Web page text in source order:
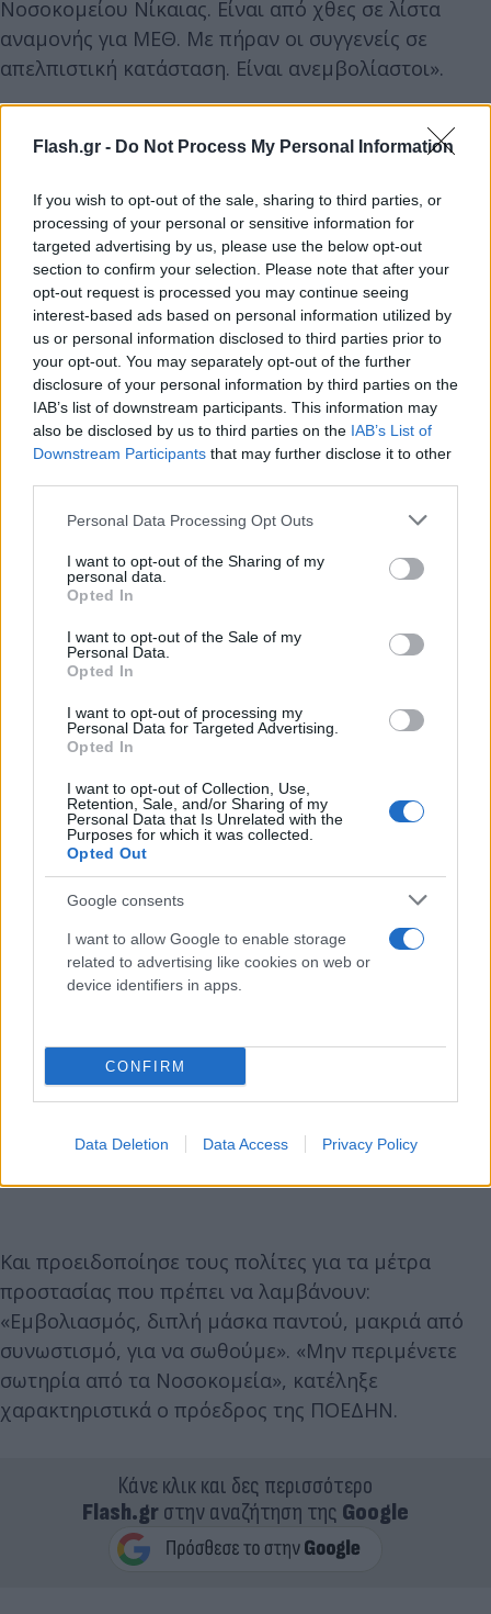
Flash.gr - Do Not Process My Personal Information
If you wish to opt-out of the sale, sharing to third parties, or
processing of your personal or sensitive information for
targeted advertising by us, please use the below opt-out
section to confirm your selection. Please note that after your
opt-out request is processed you may continue seeing
interest-based ads based on personal information utilized by
us or personal information disclosed to third parties prior to
your opt-out. You may separately opt-out of the further
disclosure of your personal information by third parties on the
IAB’s list of downstream participants. This information may
also be disclosed by us to third parties on the IAB’s List of
Downstream Participants that may further disclose it to other
Please note that this website/app uses one or more Google
not limited to your visit or usage behaviour. You may click to
grant or deny consent to Google and its third-party tags to
use your data for below specified purposes in below Google
consent section.
Personal Data Processing Opt Outs
I want to opt-out of the Sharing of my
personal data.
Opted In
I want to opt-out of the Sale of my
Personal Data.
Opted In
I want to opt-out of processing my
Personal Data for Targeted Advertising.
Opted In
I want to opt-out of Collection, Use,
Retention, Sale, and/or Sharing of my
Personal Data that Is Unrelated with the
Purposes for which it was collected.
Opted Out
Google consents
I want to allow Google to enable storage
related to advertising like cookies on web or
device identifiers in apps.
CONFIRM
Data Deletion Data Access Privacy Policy
Νοσοκομείου Νίκαιας. Είναι από χθες σε λίστα
αναμονής για ΜΕΘ. Με πήραν οι συγγενείς σε
απελπιστική κατάσταση. Είναι ανεμβολίαστοι».
“Κάθε διασωληνωμένος εκτός (ΜΕΘ) και μία
Όπως τονίζει ο πρόεδρος της ΠΟΕΔΗΝ, «δυστυχώς,
δεν είναι οι μόνοι. Κάθε διασωληνωμένος εκτός
(ΜΕΘ) και μία οικογενειακή τραγωδία». Ο κ.
Γιαννάκος σχολίασε και την πρόσφατη δήλωση του
Κυριάκου Μητσοτάκη στη Βουλή αναφορικά με τη
θνησιμότητα εκτός ΜΕΘ, τονίζοντας πως «ο
πρωθυπουργός είπε ότι δεν είναι αποκλίνουσα η
θνησιμότητα εκτός ΜΕΘ, αλλά οι γιατροί είπαν
Και προειδοποίησε τους πολίτες για τα μέτρα
προστασίας που πρέπει να λαμβάνουν:
«Εμβολιασμός, διπλή μάσκα παντού, μακριά από
συνωστισμό, για να σωθούμε». «Μην περιμένετε
σωτηρία από τα Νοσοκομεία», κατέληξε
χαρακτηριστικά ο πρόεδρος της ΠΟΕΔΗΝ.
Κάνε κλικ και δες περισσότερο
Flash.grστην αναζήτηση της Google